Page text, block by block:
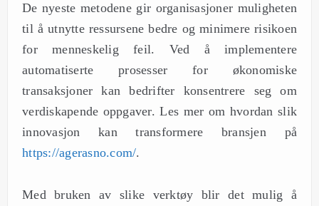
De nyeste metodene gir organisasjoner muligheten
til å utnytte ressursene bedre og minimere risikoen
for menneskelig feil. Ved å implementere
automatiserte prosesser for økonomiske
transaksjoner kan bedrifter konsentrere seg om
verdiskapende oppgaver. Les mer om hvordan slik
innovasjon kan transformere bransjen på
https://agerasno.com/.
Med bruken av slike verktøy blir det mulig å